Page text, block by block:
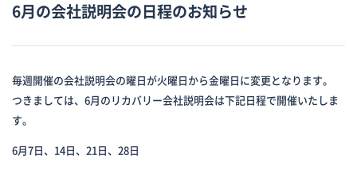
インフォメーション
お問い合わせ
6月の会社説明会の日程のお知らせ
毎週開催の会社説明会の曜日が火曜日から金曜日に変更となります。
つきましては、6月のリカバリー会社説明会は下記日程で開催いたしま
す。
6月7日、14日、21日、28日